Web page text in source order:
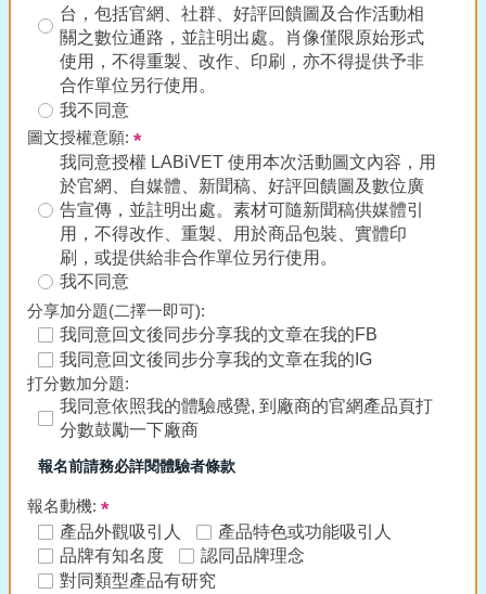
台，包括官網、社群、好評回饋圖及合作活動相
關之數位通路，並註明出處。肖像僅限原始形式
使用，不得重製、改作、印刷，亦不得提供予非
合作單位另行使用。
我不同意
圖文授權意願:
我同意授權 LABiVET 使用本次活動圖文內容，用
於官網、自媒體、新聞稿、好評回饋圖及數位廣
告宣傳，並註明出處。素材可隨新聞稿供媒體引
用，不得改作、重製、用於商品包裝、實體印
刷，或提供給非合作單位另行使用。
我不同意
分享加分題(二擇一即可):
我同意回文後同步分享我的文章在我的FB
我同意回文後同步分享我的文章在我的IG
打分數加分題:
我同意依照我的體驗感覺, 到廠商的官網產品頁打
分數鼓勵一下廠商
報名前請務必詳閱體驗者條款
報名動機:
產品外觀吸引人
產品特色或功能吸引人
品牌有知名度
認同品牌理念
對同類型產品有研究